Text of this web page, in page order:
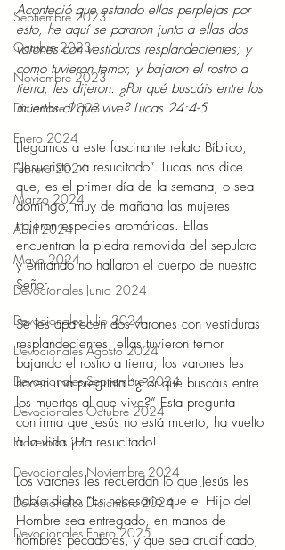
Septiembre 2023
Octubre 2023
Noviembre 2023
Diciembre 2023
Enero 2024
Febrero 2024
Marzo 2024
Abril 2024
Mayo 2024
Devocionales Junio 2024
Devocionales Julio 2024
Devocionales Agosto 2024
Devocionales Septiembre 2024
Devocionales Octubre 2024
Proverbios 27
Devocionales Noviembre 2024
Devocionales Diciembre 2024
Devocionales Enero 2025
Aconteció que estando ellas perplejas por
esto, he aquí se pararon junto a ellas dos
varones con vestiduras resplandecientes; y
como tuvieron temor, y bajaron el rostro a
tierra, les dijeron: ¿Por qué buscáis entre los
muertos al que vive? Lucas 24:4-5
Llegamos a este fascinante relato Bíblico,
“Jesucristo ha resucitado”. Lucas nos dice
que, es el primer día de la semana, o sea
domingo, muy de mañana las mujeres
trajeron especies aromáticas. Ellas
encuentran la piedra removida del sepulcro
y entrando no hallaron el cuerpo de nuestro
Señor.
Se les aparecen dos varones con vestiduras
resplandecientes, ellas tuvieron temor
bajando el rostro a tierra; los varones les
hacen una pregunta “¿Por qué buscáis entre
los muertos al que vive?” Esta pregunta
confirma que Jesús no está muerto, ha vuelto
a la vida ¡Ha resucitado!
Los varones les recuerdan lo que Jesús les
había dicho “Es necesario que el Hijo del
Hombre sea entregado, en manos de
hombres pecadores, y que sea crucificado,